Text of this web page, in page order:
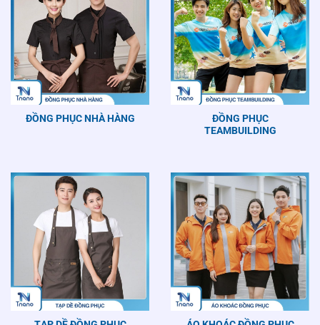
ĐỒNG PHỤC NHÀ HÀNG
ĐỒNG PHỤC
TEAMBUILDING